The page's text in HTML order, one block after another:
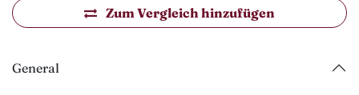
Zum Vergleich hinzufügen
General